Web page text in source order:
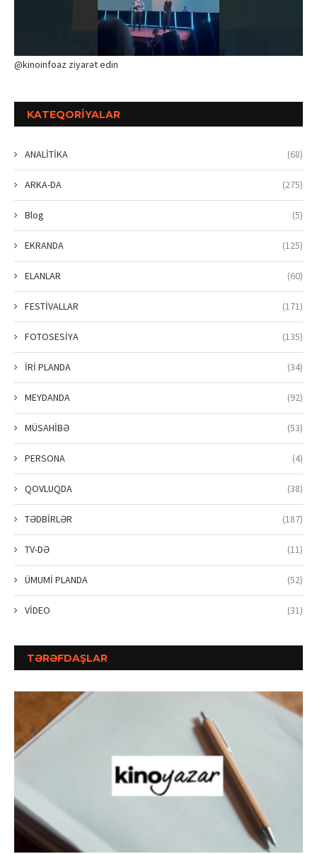
@kinoinfoaz ziyarət edin
KATEQORIYALAR
ANALİTİKA (68)
ARKA-DA (275)
Blog (5)
EKRANDA (125)
ELANLAR (60)
FESTİVALLAR (171)
FOTOSESİYA (135)
İRİ PLANDA (34)
MEYDANDA (92)
MÜSAHİBƏ (53)
PERSONA (4)
QOVLUQDA (38)
TƏDBİRLƏR (187)
TV-DƏ (11)
ÜMUMİ PLANDA (52)
VİDEO (31)
TƏRƏFDAŞLAR